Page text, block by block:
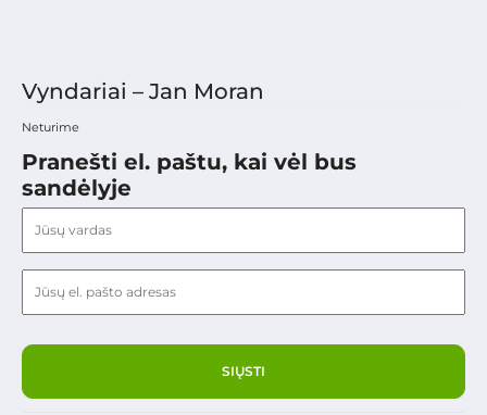
Vyndariai – Jan Moran
Neturime
Pranešti el. paštu, kai vėl bus
sandėlyje